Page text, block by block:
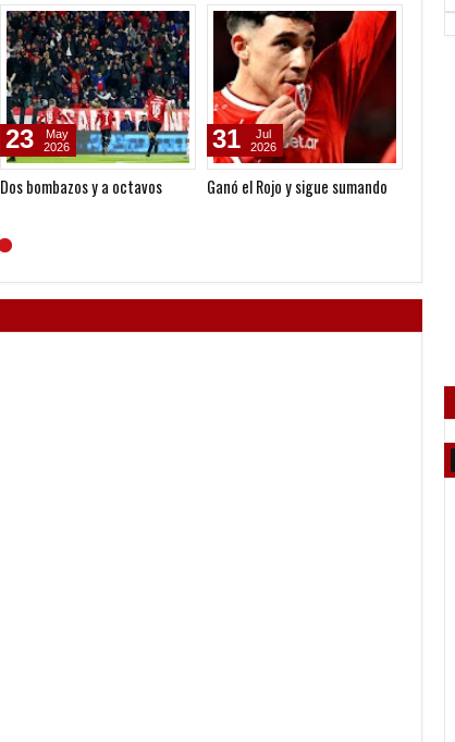
Dos bombazos y a octavos
23
May
2026
Ganó el Rojo y sigue sumando
31
Jul
2026
La